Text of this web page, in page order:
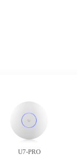
U7-PRO